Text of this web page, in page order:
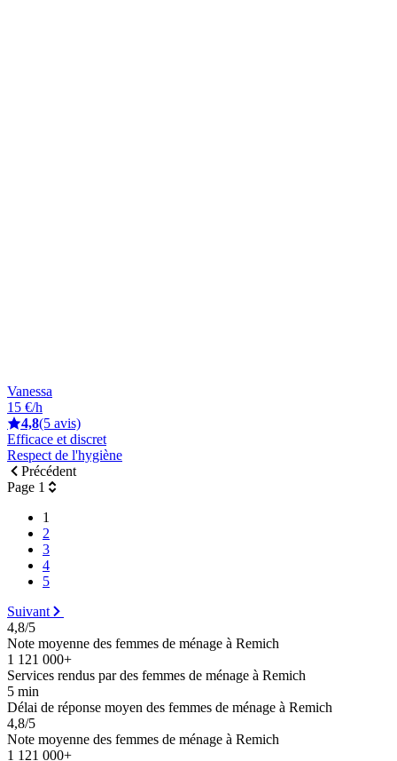
Vanessa
15 €/h
4,8(5 avis)
Efficace et discret
Respect de l'hygiène
Précédent
Page 1
1
2
3
4
5
Suivant
4,8/5
Note moyenne des femmes de ménage à Remich
1 121 000+
Services rendus par des femmes de ménage à Remich
5 min
Délai de réponse moyen des femmes de ménage à Remich
4,8/5
Note moyenne des femmes de ménage à Remich
1 121 000+